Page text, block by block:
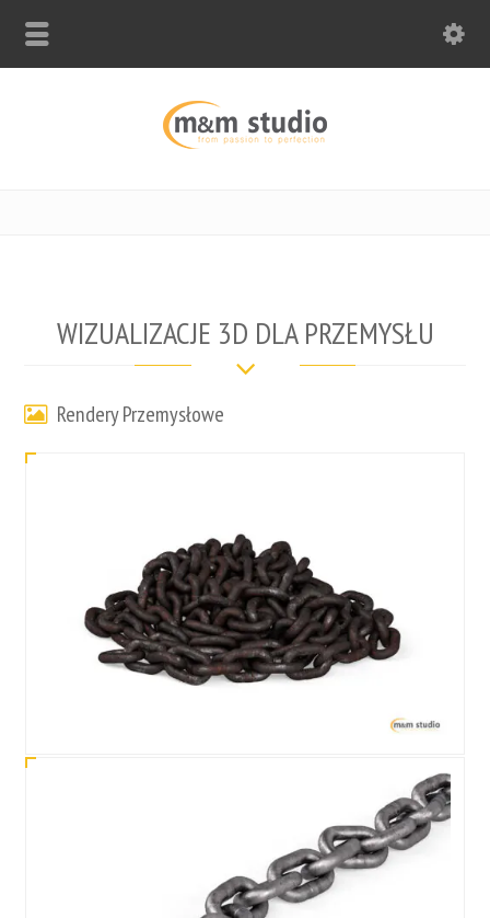
WIZUALIZACJE 3D DLA PRZEMYSŁU
Rendery Przemysłowe